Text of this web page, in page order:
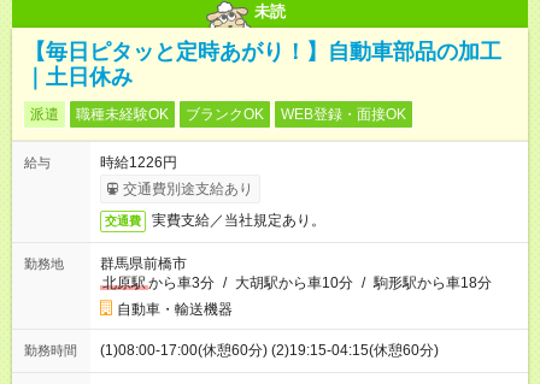
未読
【毎日ピタッと定時あがり！】自動車部品の加工
｜土日休み
派遣 職種未経験OK ブランクOK WEB登録・面接OK
給与
時給1226円
交通費別途支給あり
交通費 実費支給／当社規定あり。
勤務地
群馬県前橋市
北原駅から車3分 / 大胡駅から車10分 / 駒形駅から車18分
自動車・輸送機器
勤務時間 (1)08:00-17:00(休憩60分) (2)19:15-04:15(休憩60分)